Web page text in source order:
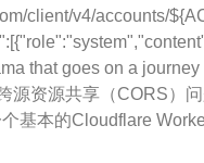
client/v4/accounts/
that goes on a
资源共享（CORS）
基本的Cloudflare